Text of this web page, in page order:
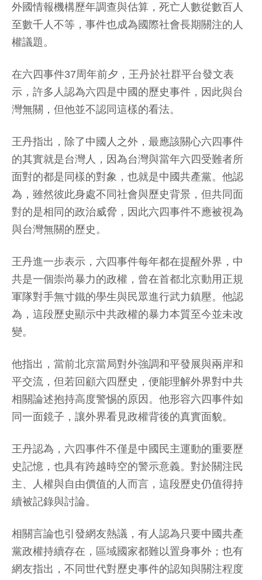
外國情報機構歷年調查與估算，死亡人數從數百人
至數千人不等，事件也成為國際社會長期關注的人
權議題。
在六四事件37周年前夕，王丹於社群平台發文表
示，許多人認為六四是中國的歷史事件，因此與台
灣無關，但他並不認同這樣的看法。
王丹指出，除了中國人之外，最應該關心六四事件
的其實就是台灣人，因為台灣與當年六四受難者所
面對的都是同樣的對象，也就是中國共產黨。他認
為，雖然彼此身處不同社會與歷史背景，但共同面
對的是相同的政治威脅，因此六四事件不應被視為
與台灣無關的歷史。
王丹進一步表示，六四事件每年都在提醒外界，中
共是一個崇尚暴力的政權，曾在首都北京動用正規
軍隊對手無寸鐵的學生與民眾進行武力鎮壓。他認
為，這段歷史顯示中共政權的暴力本質至今並未改
變。
他指出，當前北京當局對外強調和平發展與兩岸和
平交流，但若回顧六四歷史，便能理解外界對中共
相關論述抱持高度警惕的原因。他形容六四事件如
同一面鏡子，讓外界看見政權背後的真實面貌。
王丹認為，六四事件不僅是中國民主運動的重要歷
史記憶，也具有跨越時空的警示意義。對於關注民
主、人權與自由價值的人而言，這段歷史仍值得持
續被記錄與討論。
相關言論也引發網友熱議，有人認為只要中國共產
黨政權持續存在，區域國家都難以置身事外；也有
網友指出，不同世代對歷史事件的認知與關注程度